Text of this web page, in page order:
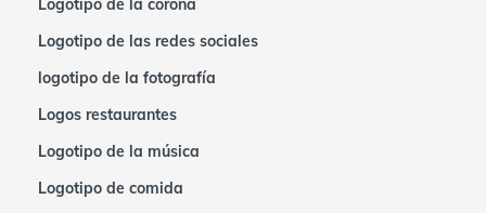
Logotipo de la corona
Logotipo de las redes sociales
logotipo de la fotografía
Logos restaurantes
Logotipo de la música
Logotipo de comida